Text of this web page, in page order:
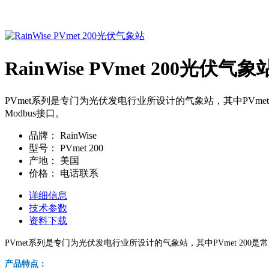
RainWise PVmet 200光伏气象
PVmet系列是专门为光伏发电行业所设计的气象站，其中
Modbus接口。
品牌：
RainWise
型号：
PVmet 200
产地：
美国
价格：
电话联系
详细信息
技术参数
资料下载
PVmet系列是专门为光伏发电行业所设计的气象站，其中PVmet 200是
产品特点：